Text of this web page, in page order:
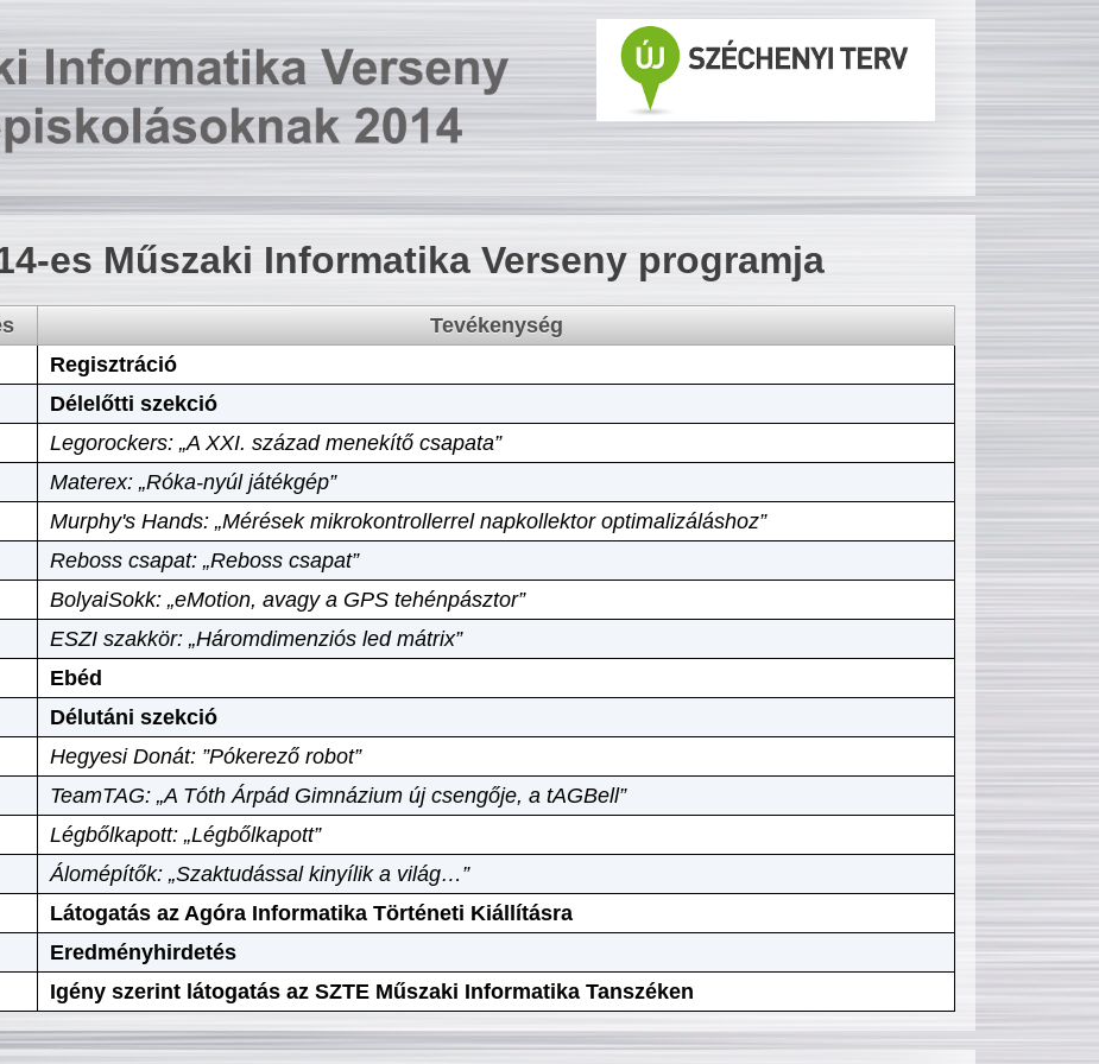
es Műszaki Informatika Verseny programja
Tevékenység
Regisztráció
Délelőtti szekció
Legorockers: „A XXI. század menekítő csapata”
Materex: „Róka-nyúl játékgép”
Murphy's Hands: „Mérések mikrokontrollerrel napkollektor optimalizáláshoz”
Reboss csapat: „Reboss csapat”
BolyaiSokk: „eMotion, avagy a GPS tehénpásztor”
ESZI szakkör: „Háromdimenziós led mátrix”
Ebéd
Délutáni szekció
Hegyesi Donát: ”Pókerező robot”
TeamTAG: „A Tóth Árpád Gimnázium új csengője, a tAGBell”
Légbőlkapott: „Légbőlkapott”
Álomépítők: „Szaktudással kinyílik a világ…”
Látogatás az Agóra Informatika Történeti Kiállításra
Eredményhirdetés
Igény szerint látogatás az SZTE Műszaki Informatika Tanszéken